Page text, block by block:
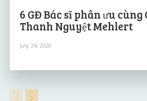
6 GĐ Bác sĩ phân ưu cùng
Thanh Nguyệt Mehlert
July 24, 2026